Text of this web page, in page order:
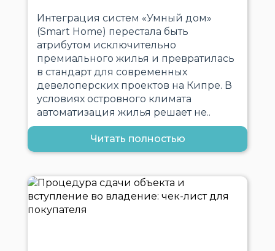
Интеграция систем «Умный дом»
(Smart Home) перестала быть
атрибутом исключительно
премиального жилья и превратилась
в стандарт для современных
девелоперских проектов на Кипре. В
условиях островного климата
автоматизация жилья решает не..
Читать полностью